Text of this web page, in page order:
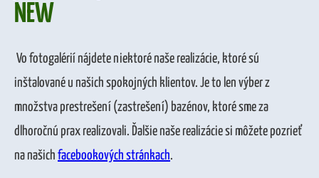
NEW
Vo fotogalérií nájdete niektoré naše realizácie, ktoré sú
inštalované u našich spokojných klientov. Je to len výber z
množstva prestrešení (zastrešení) bazénov, ktoré sme za
dlhoročnú prax realizovali. Ďalšie naše realizácie si môžete pozrieť
na našich facebookových stránkach.